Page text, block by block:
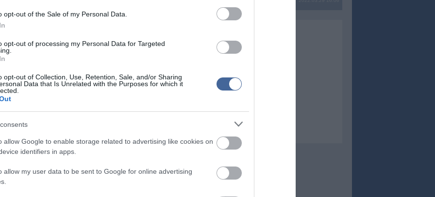
opt-out of the Sale of my Personal Data.
opt-out of processing my Personal Data for Targeted
opt-out of Collection, Use, Retention, Sale, and/or Sharing
Data that Is Unrelated with the Purposes for which it
allow Google to enable storage related to advertising like cookies on
identifiers in apps.
allow my user data to be sent to Google for online advertising
a népi kezdeményezés nem kötelezi arra,
akaratának megfelelően módosítsa a
akkor volna kötelező, ha egy legalább 200 ezer
népszavazás érvényes és eredményes
azt közölte, hogy Magyarországon ma
érint a családon belüli erőszak valamilyen formája,
a hatóságok sokszor csak akkor lépnek
A szervezet korábban közölte azt is, hogy a
legutóbbi hazai kutatás szerint hetente legalább egy
Pálma korábban beszélt arról is, az ENSZ
büntető törvénykönyvi tényállásban
belüli erőszakot, de ez azóta sem történt
egy másik népi kezdeményezés aláírásgyűjtő ívét is
határozata értelmében - ha jogorvoslati